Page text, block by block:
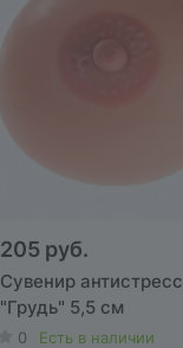
205 руб.
Сувенир антистресс
"Грудь" 5,5 см
0
Есть в наличии